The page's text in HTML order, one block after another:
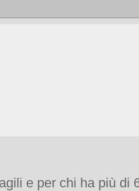
e per chi ha più di